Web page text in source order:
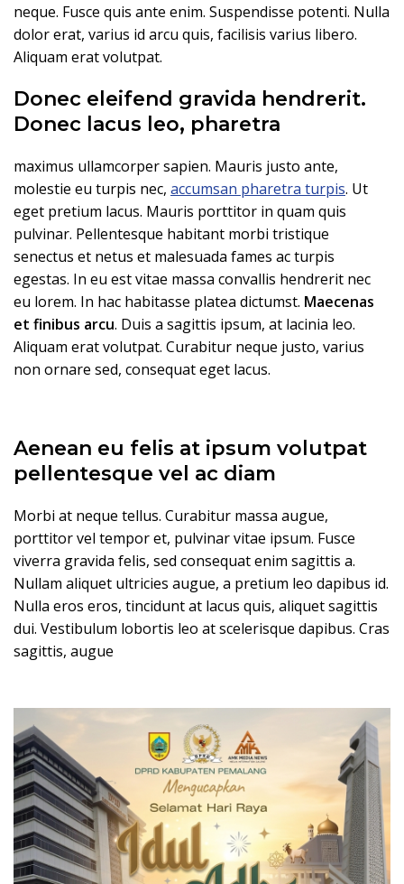
neque. Fusce quis ante enim. Suspendisse potenti. Nulla
dolor erat, varius id arcu quis, facilisis varius libero.
Aliquam erat volutpat.
Donec eleifend gravida hendrerit.
Donec lacus leo, pharetra
maximus ullamcorper sapien. Mauris justo ante,
molestie eu turpis nec, accumsan pharetra turpis. Ut
eget pretium lacus. Mauris porttitor in quam quis
pulvinar. Pellentesque habitant morbi tristique
senectus et netus et malesuada fames ac turpis
egestas. In eu est vitae massa convallis hendrerit nec
eu lorem. In hac habitasse platea dictumst. Maecenas
et finibus arcu. Duis a sagittis ipsum, at lacinia leo.
Aliquam erat volutpat. Curabitur neque justo, varius
non ornare sed, consequat eget lacus.
Aenean eu felis at ipsum volutpat
pellentesque vel ac diam
Morbi at neque tellus. Curabitur massa augue,
porttitor vel tempor et, pulvinar vitae ipsum. Fusce
viverra gravida felis, sed consequat enim sagittis a.
Nullam aliquet ultricies augue, a pretium leo dapibus id.
Nulla eros eros, tincidunt at lacus quis, aliquet sagittis
dui. Vestibulum lobortis leo at scelerisque dapibus. Cras
sagittis, augue